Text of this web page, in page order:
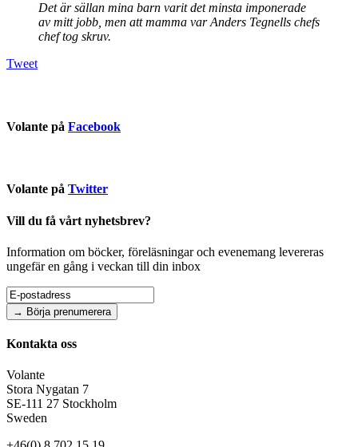
Det är sällan mina barn varit det minsta imponerade
av mitt jobb, men att mamma var Anders Tegnells chefs
chef tog skruv.
Tweet
Volante på Facebook
Volante på Twitter
Vill du få vårt nyhetsbrev?
Information om böcker, föreläsningar och evenemang levereras
ungefär en gång i veckan till din inbox
Kontakta oss
Volante
Stora Nygatan 7
SE-111 27 Stockholm
Sweden